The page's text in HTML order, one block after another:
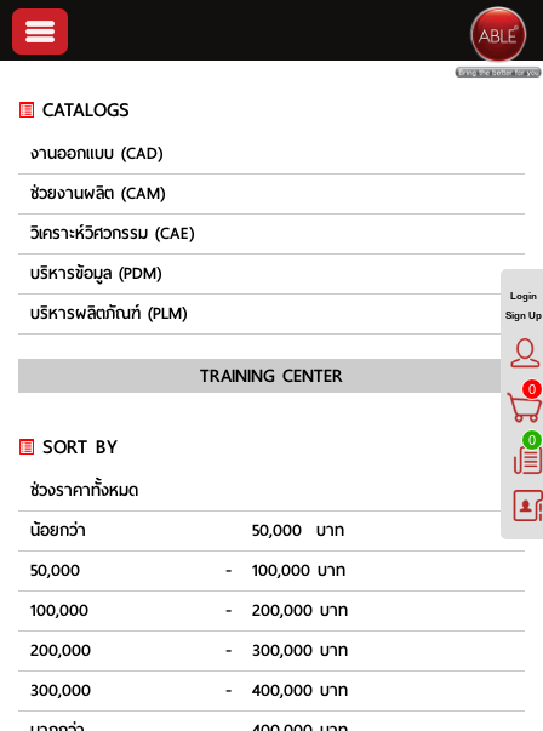
CATALOGS
งานออกแบบ (CAD)
ช่วยงานผลิต (CAM)
วิเคราะห์วิศวกรรม (CAE)
บริหารข้อมูล (PDM)
บริหารผลิตภัณฑ์ (PLM)
TRAINING CENTER
SORT BY
ช่วงราคาทั้งหมด
น้อยกว่า
50,000 บาท
50,000
-
100,000 บาท
100,000
-
200,000 บาท
200,000
-
300,000 บาท
300,000
-
400,000 บาท
Login
Sign Up
0
0